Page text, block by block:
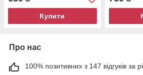
Купити
Про нас
100% позитивних з 147 відгуків за